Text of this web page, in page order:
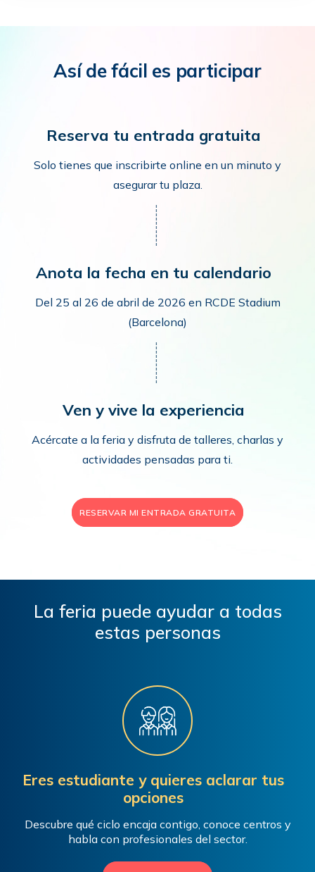
Así de fácil es participar
Reserva tu entrada gratuita
Solo tienes que inscribirte online en un minuto y
asegurar tu plaza.
Anota la fecha en tu calendario
Del 25 al 26 de abril de 2026 en RCDE Stadium
(Barcelona)
Ven y vive la experiencia
Acércate a la feria y disfruta de talleres, charlas y
actividades pensadas para ti.
RESERVAR MI ENTRADA GRATUITA
La feria puede ayudar a todas
estas personas
Eres estudiante y quieres aclarar tus
opciones
Descubre qué ciclo encaja contigo, conoce centros y
habla con profesionales del sector.